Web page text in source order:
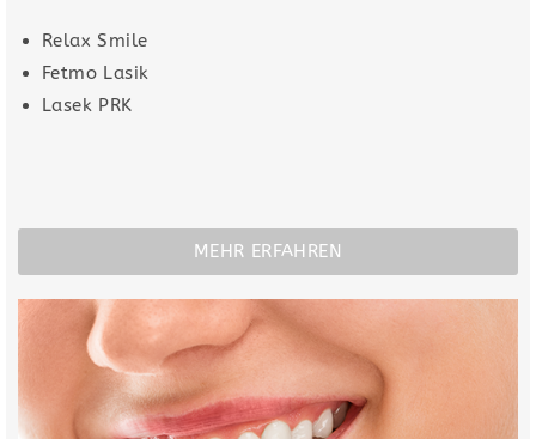
Relax Smile
Fetmo Lasik
Lasek PRK
MEHR ERFAHREN